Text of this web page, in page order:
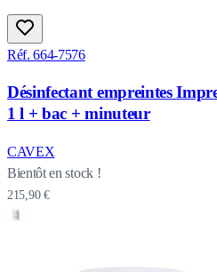
Réf. 664-7576
Désinfectant empreintes
1 l + bac + minuteur
CAVEX
Bientôt en stock !
215,90 €